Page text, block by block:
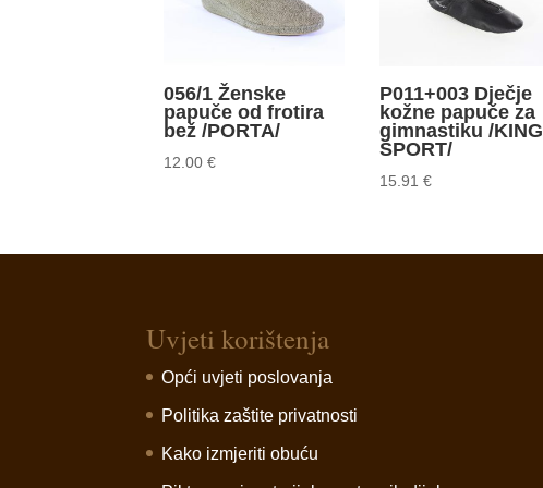
056/1 Ženske
papuče od frotira
bež /PORTA/
12.00€
P011+003 Dječje
kožne papuče za
gimnastiku /KING
SPORT/
15.91€
Uvjeti korištenja
Opći uvjeti poslovanja
Politika zaštite privatnosti
Kako izmjeriti obuću